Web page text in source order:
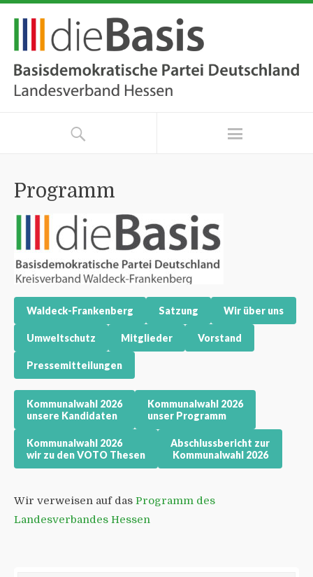
Programm
Waldeck-Frankenberg Satzung Wir über uns
Umweltschutz Mitglieder Vorstand
Pressemitteilungen
Kommunalwahl 2026
unsere Kandidaten
Kommunalwahl 2026
unser Programm
Kommunalwahl 2026
wir zu den VOTO Thesen
Abschlussbericht zur
Kommunalwahl 2026
Wir verweisen auf das Programm des
Landesverbandes Hessen